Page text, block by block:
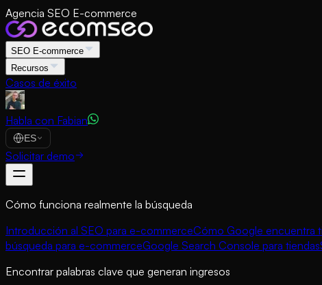
Agencia SEO E-commerce
SEO E-commerce
Recursos
Casos de éxito
Habla con Fabian
ES
Solicitar demo
Cómo funciona realmente la búsqueda
Introducción al SEO para e-commerceCómo Google encuentra
búsqueda para e-commerceGoogle Search Console para tiendas
Encontrar palabras clave que generan ingresos